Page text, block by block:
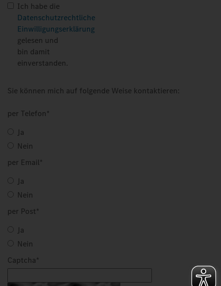
Ich habe die
Datenschutzrechtliche
Einwilligungserklärung
gelesen und
bin damit
einverstanden.
Sie können mich auf folgende Weise kontaktieren:
per Telefon*
Ja
Nein
per Email*
Ja
Nein
per Post*
Ja
Nein
Captcha*